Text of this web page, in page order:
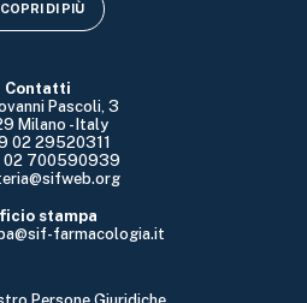
Contatti
Pascoli, 3
Milano - Italy
02 29520311
02 700590939
stampa
farmacologia.it
DI PIÙ